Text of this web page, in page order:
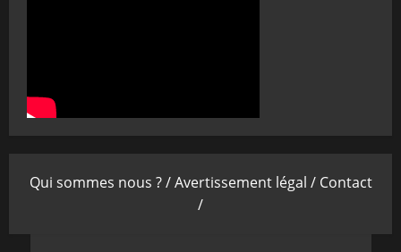
Qui sommes nous ? /Avertissement légal / Contact
/